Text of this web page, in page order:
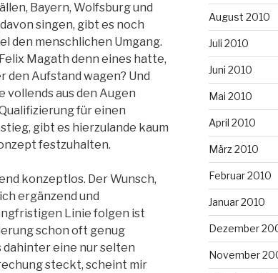
Bayern, Wolfsburg und
singen, gibt es noch
den menschlichen Umgang.
Magath denn eines hatte,
Aufstand wagen? Und
aus den Augen
für einen
gibt es hierzulande kaum
festzuhalten.
konzeptlos. Der Wunsch,
ergänzend und
Linie folgen ist
schon oft genug
dahinter eine nur selten
steckt, scheint mir
August 2010
Juli 2010
Juni 2010
Mai 2010
April 2010
März 2010
Februar 2010
Januar 2010
Dezember
November